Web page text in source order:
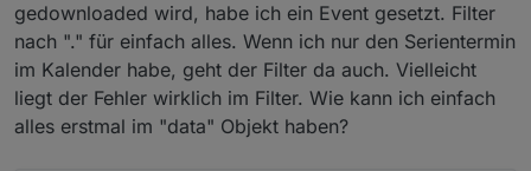
gedownloaded wird, habe ich ein Event gesetzt. Filter
nach "." für einfach alles. Wenn ich nur den Serientermin
im Kalender habe, geht der Filter da auch. Vielleicht
liegt der Fehler wirklich im Filter. Wie kann ich einfach
alles erstmal im "data" Objekt haben?